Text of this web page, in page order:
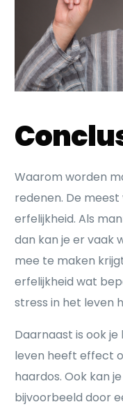
Waarom worden
redenen. De
erfelijkheid. Als
dan kan je er vaak
mee te maken
erfelijkheid wat
stress in het leven
Daarnaast is ook
leven heeft effect
haardos. Ook kan
bijvoorbeeld door